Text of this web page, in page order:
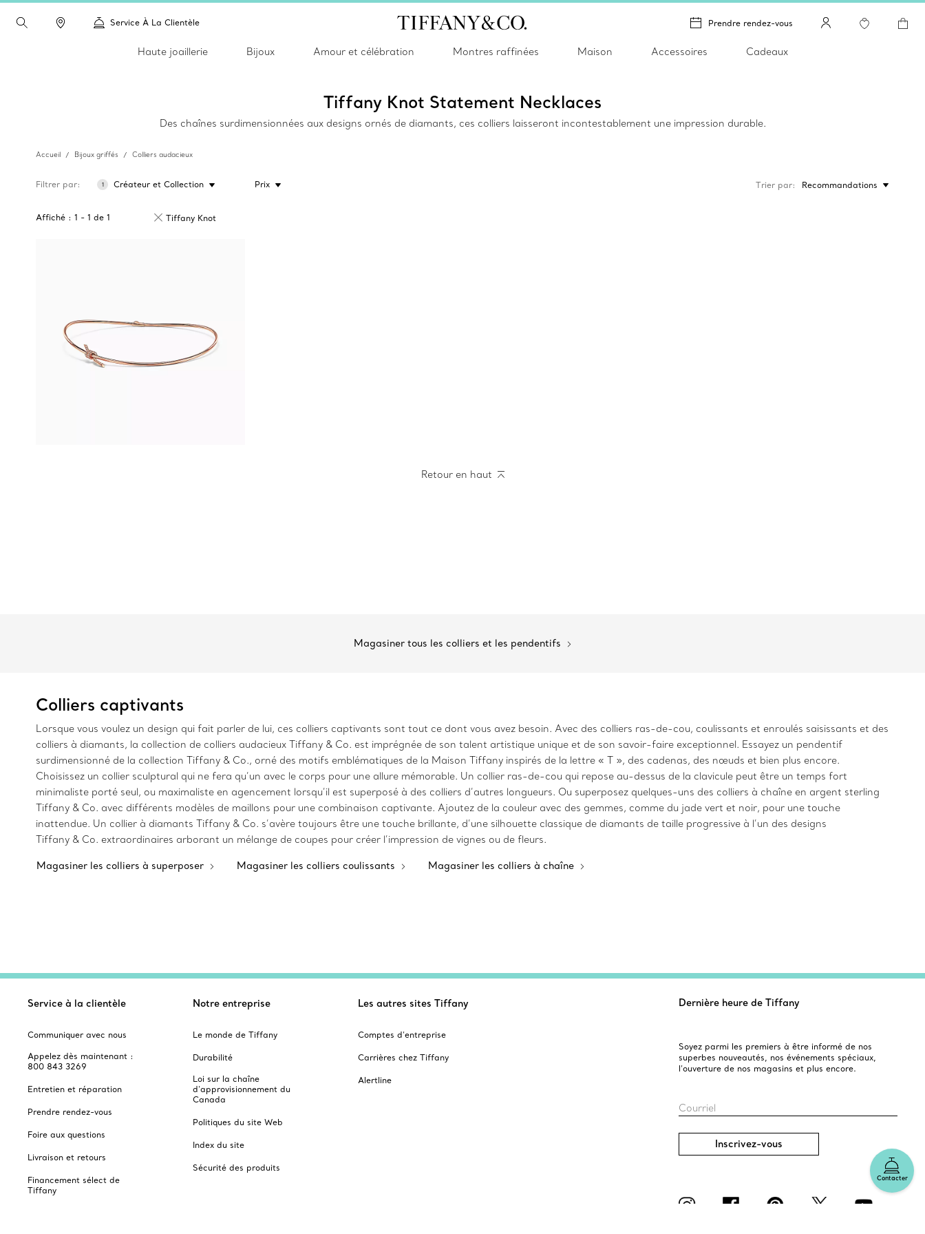
Service À La Clientèle Prendre rendez-vous
Haute joaillerie Bijoux Amour et célébration Montres raffinées Maison Accessoires Cadeaux
Tiffany Knot Statement Necklaces
Des chaînes surdimensionnées aux designs ornés de diamants, ces colliers laisseront incontestablement une impression durable.
Accueil Bijoux griffés Colliers audacieux
Filtrer par 1 Créateur et Collection Prix
Affiché : 1 - 1 de 1 Tiffany Knot
Trier par Recommandations
Retour en haut
Magasiner tous les colliers et les pendentifs
Colliers captivants
Lorsque vous voulez un design qui fait parler de lui, ces colliers captivants sont tout ce dont vous avez besoin. Avec des colliers ras-de-cou, coulissants et enroulés saisissants et des
colliers à diamants, la collection de colliers audacieux Tiffany & Co. est imprégnée de son talent artistique unique et de son savoir-faire exceptionnel. Essayez un pendentif
surdimensionné de la collection Tiffany & Co., orné des motifs emblématiques de la Maison Tiffany inspirés de la lettre « T », des cadenas, des nœuds et bien plus encore.
Choisissez un collier sculptural qui ne fera qu’un avec le corps pour une allure mémorable. Un collier ras-de-cou qui repose au-dessus de la clavicule peut être un temps fort
minimaliste porté seul, ou maximaliste en agencement lorsqu’il est superposé à des colliers d’autres longueurs. Ou superposez quelques-uns des colliers à chaîne en argent sterling
Tiffany & Co. avec différents modèles de maillons pour une combinaison captivante. Ajoutez de la couleur avec des gemmes, comme du jade vert et noir, pour une touche
inattendue. Un collier à diamants Tiffany & Co. s’avère toujours être une touche brillante, d’une silhouette classique de diamants de taille progressive à l’un des designs
Tiffany & Co. extraordinaires arborant un mélange de coupes pour créer l’impression de vignes ou de fleurs.
Magasiner les colliers à superposer Magasiner les colliers coulissants Magasiner les colliers à chaîne
Contacter
Service à la clientèle
Communiquer avec nous
Appelez dès maintenant :
800 843 3269
Entretien et réparation
Prendre rendez-vous
Foire aux questions
Livraison et retours
Financement sélect de
Tiffany
Notre entreprise
Le monde de Tiffany
Durabilité
Loi sur la chaîne
d'approvisionnement du
Canada
Politiques du site Web
Index du site
Sécurité des produits
Les autres sites Tiffany
Comptes d’entreprise
Carrières chez Tiffany
Alertline
Dernière heure de Tiffany
Soyez parmi les premiers à être informé de nos
superbes nouveautés, nos événements spéciaux,
l’ouverture de nos magasins et plus encore.
Courriel
Inscrivez-vous